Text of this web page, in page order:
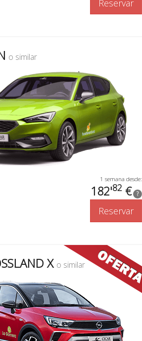
Reservar
o similar
1 semana desde:
182'82 € ?
Reservar
X o similar